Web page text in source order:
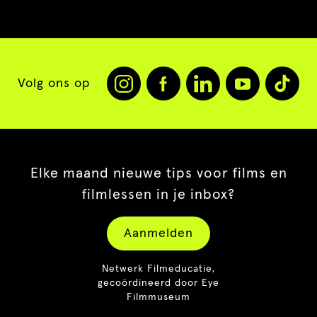
Volg ons op
Elke maand nieuwe tips voor films en
filmlessen in je inbox?
Aanmelden
Netwerk Filmeducatie,
gecoördineerd door Eye
Filmmuseum